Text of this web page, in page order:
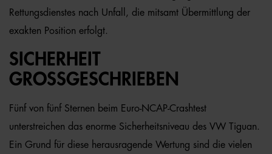
Rettungsdienstes nach Unfall, die mitsamt Übermittlung der
exakten Position erfolgt.
SICHERHEIT
GROSSGESCHRIEBEN
Fünf von fünf Sternen beim Euro-NCAP-Crashtest
unterstreichen das enorme Sicherheitsniveau des VW Tiguan.
Ein Grund für diese herausragende Wertung sind die vielen